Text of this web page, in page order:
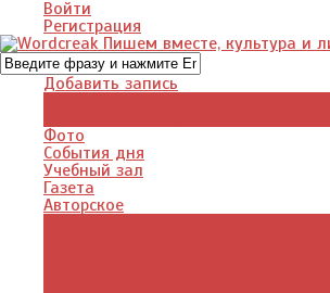
Войти
Регистрация
Добавить запись
Фото
События дня
Учебный зал
Газета
Авторское